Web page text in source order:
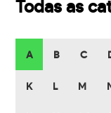
Todas as
A B C
K L M